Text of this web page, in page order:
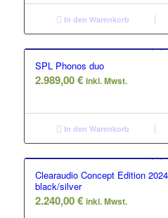
In den Warenkorb
SPL Phonos duo
2.989,00€ inkl. Mwst.
In den Warenkorb
Clearaudio Concept Edition
black/silver
2.240,00€ inkl. Mwst.